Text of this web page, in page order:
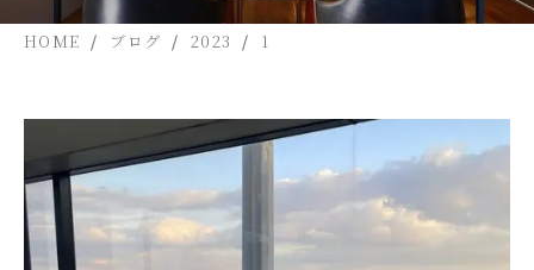
HOME ブログ 2023 1